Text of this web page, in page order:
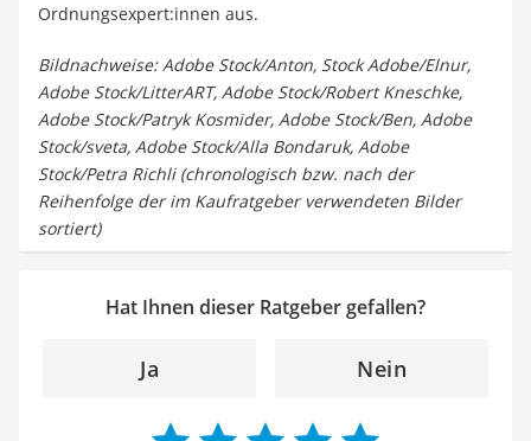
Ordnungsexpert:innen aus.
Bildnachweise: Adobe Stock/Anton, Stock Adobe/Elnur,
Adobe Stock/LitterART, Adobe Stock/Robert Kneschke,
Adobe Stock/Patryk Kosmider, Adobe Stock/Ben, Adobe
Stock/sveta, Adobe Stock/Alla Bondaruk, Adobe
Stock/Petra Richli (chronologisch bzw. nach der
Reihenfolge der im Kaufratgeber verwendeten Bilder
sortiert)
Hat Ihnen dieser Ratgeber gefallen?
Ja Nein